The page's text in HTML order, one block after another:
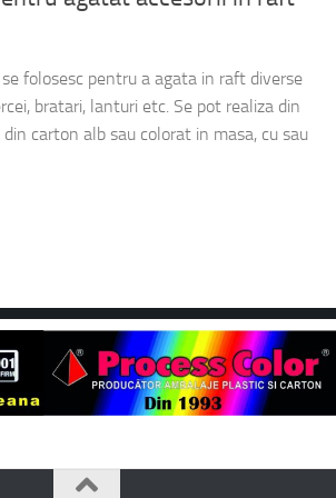
folosesc pentru a agata in raft diverse
bratari, lanturi etc. Se pot realiza din
carton alb sau colorat in masa, cu sau